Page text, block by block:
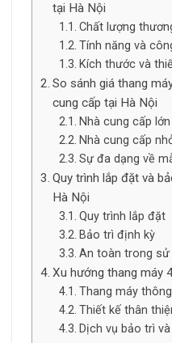
tại Hà Nội
Chất lượng
Tính năng và
Kích thước và
So sánh giá thang
cung cấp tại Hà Nội
Nhà cung cấp lớn
Nhà cung cấp
Sự đa dạng về
Quy trình lắp đặt và
Hà Nội
Quy trình lắp đặt
Bảo trì định kỳ
An toàn trong sử
Xu hướng thang máy
Thang máy
Thiết kế thân
Dịch vụ bảo trì